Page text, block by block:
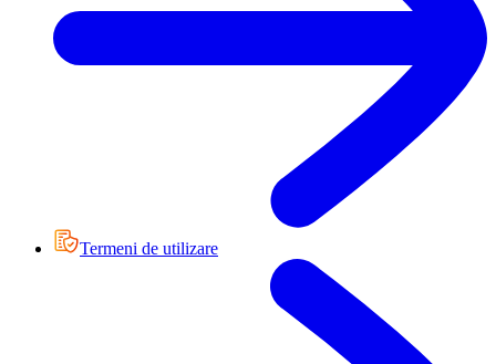
Termeni de utilizare